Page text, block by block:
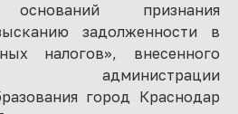
оснований признания
задолженности в
налогов», внесенного
администрации
город Краснодар